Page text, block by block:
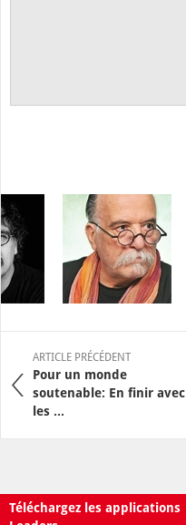
ARTICLE PRÉCÉDENT
Pour un monde
soutenable: En finir avec
les ...
Téléchargez les applications